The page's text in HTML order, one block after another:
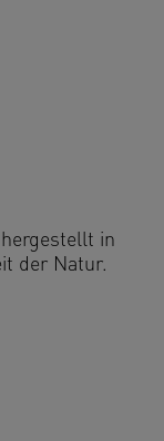
in
der Natur.